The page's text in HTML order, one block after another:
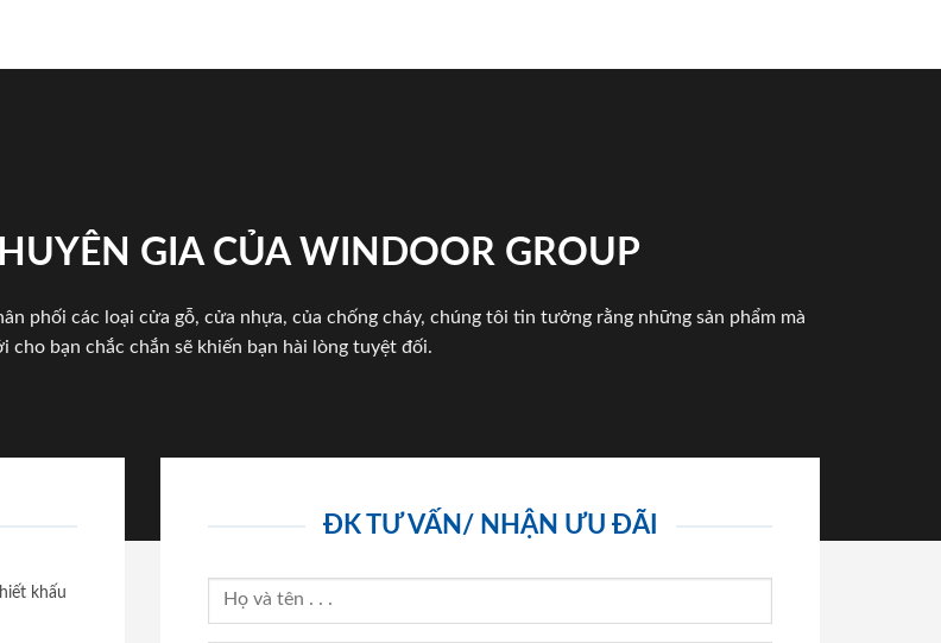
GIA CỦA WINDOOR GROUP
phối các loại cửa gỗ, cửa nhựa, của chống cháy, chúng tôi tin tưởng rằng những sản phẩm mà
cho bạn chắc chắn sẽ khiến bạn hài lòng tuyệt đối.
khấu
ĐK TƯ VẤN/ NHẬN ƯU ĐÃI